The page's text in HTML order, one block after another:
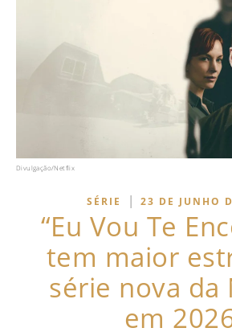
Divulgação/Netflix
SÉRIE | 23 DE JUNHO
“Eu Vou Te
tem maior
série nova da
em